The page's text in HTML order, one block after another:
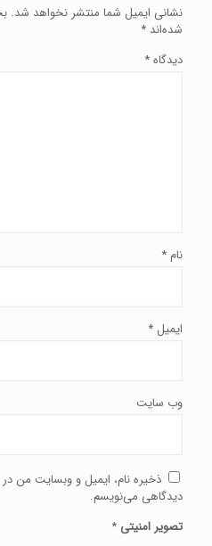
نشانی ایمیل شما منتشر نخواهد شد.
شده‌اند *
دیدگاه*
نام *
ایمیل *
وب‌ سایت
ذخیره نام، ایمیل و وبسایت من در
دیدگاهی می‌نویسم.
تصویر امنیتی *